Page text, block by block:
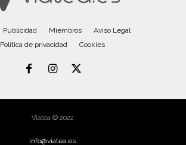
Publicidad Miembros
Aviso Legal
Política de privacidad
Cookies
Viatea © 2022
info@viatea.es